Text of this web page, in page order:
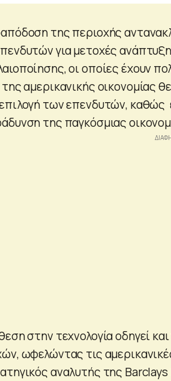
της περιοχής
για μετοχές
οι οποίες έχουν
της αμερικανικής οικονομίας
των επενδυτών, καθώς
της παγκόσμιας
στην τεχνολογία οδηγεί
ωφελώντας τις
αναλυτής της